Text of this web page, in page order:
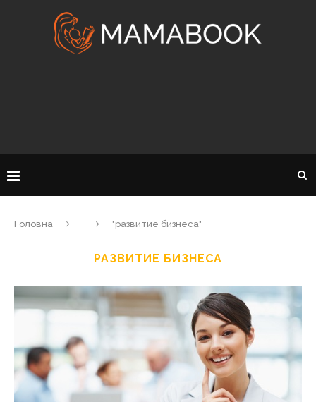
Головна "развитие бизнеса"
РАЗВИТИЕ БИЗНЕСА